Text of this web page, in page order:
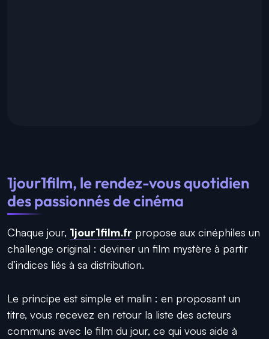
1jour1film, le rendez-vous quotidien
des passionnés de cinéma
Chaque jour, 1jour1film.fr propose aux cinéphiles un
challenge original : deviner un film mystère à partir
d’indices liés à sa distribution.
Le principe est simple et malin : en proposant un
titre, vous recevez en retour la liste des acteurs
communs avec le film du jour, ce qui vous aide à